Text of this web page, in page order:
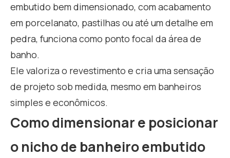
embutido bem dimensionado, com acabamento
em porcelanato, pastilhas ou até um detalhe em
pedra, funciona como ponto focal da área de
banho.
Ele valoriza o revestimento e cria uma sensação
de projeto sob medida, mesmo em banheiros
simples e econômicos.
Como dimensionar e posicionar
o nicho de banheiro embutido